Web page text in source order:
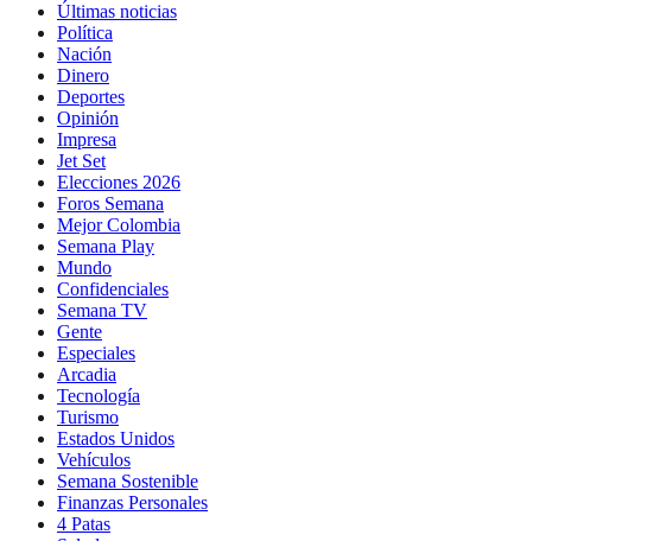
Últimas noticias
Política
Nación
Dinero
Deportes
Opinión
Impresa
Jet Set
Elecciones 2026
Foros Semana
Mejor Colombia
Semana Play
Mundo
Confidenciales
Semana TV
Gente
Especiales
Arcadia
Tecnología
Turismo
Estados Unidos
Vehículos
Semana Sostenible
Finanzas Personales
4 Patas